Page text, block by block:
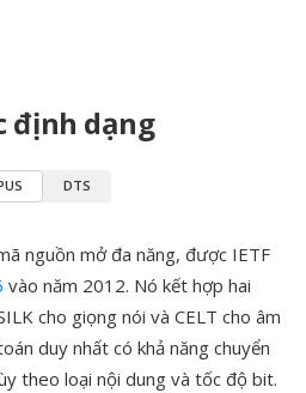
định dạng
DTS
nguồn mở đa năng, được IETF
vào năm 2012. Nó kết hợp hai
cho giọng nói và CELT cho âm
duy nhất có khả năng chuyển
theo loại nội dung và tốc độ bit.